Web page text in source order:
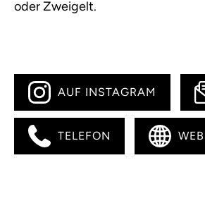
oder Zweigelt.
AUF INSTAGRAM
TELEFON